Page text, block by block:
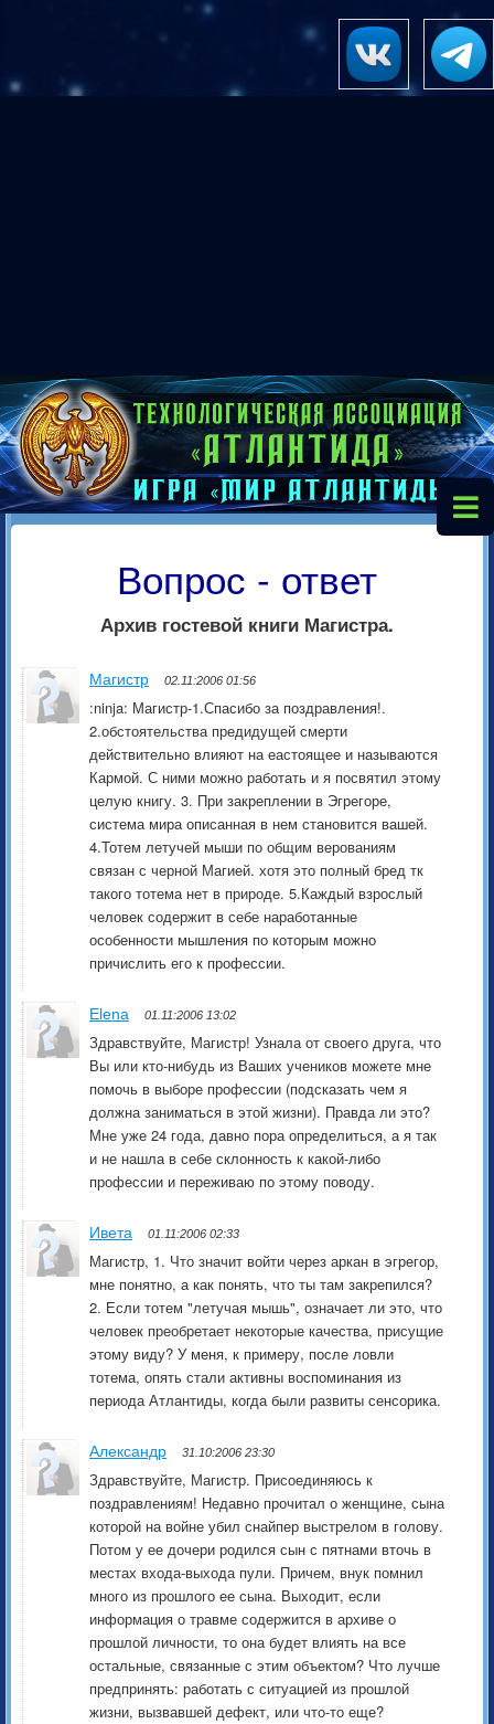
Вопрос - ответ
Архив гостевой книги Магистра.
Магистр 02.11:2006 01:56
:ninja: Магистр-1.Спасибо за поздравления!.
2.обстоятельства предидущей смерти
действительно влияют на еастоящее и называются
Кармой. С ними можно работать и я посвятил этому
целую книгу. 3. При закреплении в Эгрегоре,
система мира описанная в нем становится вашей.
4.Тотем летучей мыши по общим верованиям
связан с черной Магией. хотя это полный бред тк
такого тотема нет в природе. 5.Каждый взрослый
человек содержит в себе наработанные
особенности мышления по которым можно
причислить его к профессии.
Elenа 01.11:2006 13:02
Здравствуйте, Магистр! Узнала от своего друга, что
Вы или кто-нибудь из Ваших учеников можете мне
помочь в выборе профессии (подсказать чем я
должна заниматься в этой жизни). Правда ли это?
Мне уже 24 года, давно пора определиться, а я так
и не нашла в себе склонность к какой-либо
профессии и переживаю по этому поводу.
Ивета 01.11:2006 02:33
Магистр, 1. Что значит войти через аркан в эгрегор,
мне понятно, а как понять, что ты там закрепился?
2. Если тотем "летучая мышь", означает ли это, что
человек преобретает некоторые качества, присущие
этому виду? У меня, к примеру, после ловли
тотема, опять стали активны воспоминания из
периода Атлантиды, когда были развиты сенсорика.
Александр 31.10:2006 23:30
Здравствуйте, Магистр. Присоединяюсь к
поздравлениям! Недавно прочитал о женщине, сына
которой на войне убил снайпер выстрелом в голову.
Потом у ее дочери родился сын с пятнами вточь в
местах входа-выхода пули. Причем, внук помнил
много из прошлого ее сына. Выходит, если
информация о травме содержится в архиве о
прошлой личности, то она будет влиять на все
остальные, связанные с этим объектом? Что лучше
предпринять: работать с ситуацией из прошлой
жизни, вызвавшей дефект, или что-то еще?